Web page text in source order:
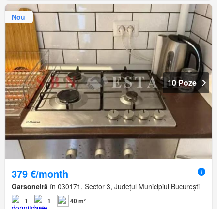
Nou
10 Poze
379 €/month
Garsoneiră în 030171, Sector 3, Județul Municipiul București
1 1
40 m²